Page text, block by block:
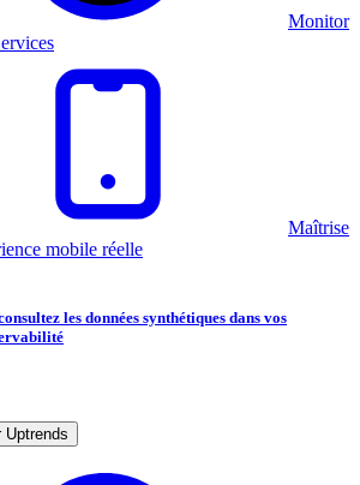
Monitor
Maîtrise
mobile réelle
les données synthétiques dans vos
Uptrends